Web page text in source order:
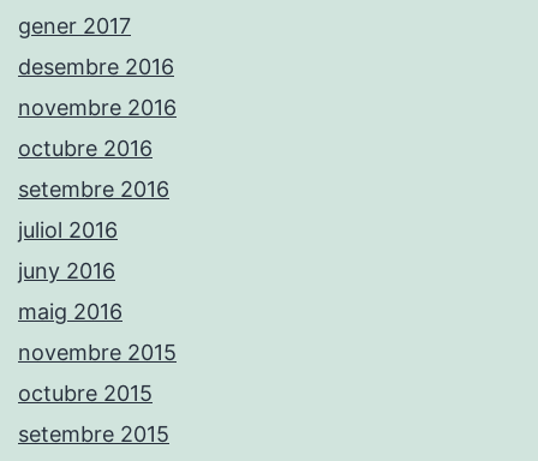
gener 2017
desembre 2016
novembre 2016
octubre 2016
setembre 2016
juliol 2016
juny 2016
maig 2016
novembre 2015
octubre 2015
setembre 2015